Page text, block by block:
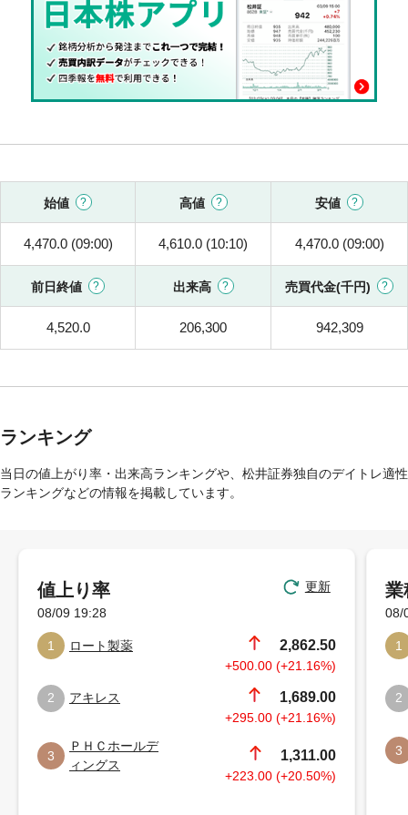
始値 高値 安値
4,470.0 (09:00) 4,610.0 (10:10) 4,470.0 (09:00)
前日終値 出来高 売買代金(千円)
4,520.0 206,300 942,309
ランキング
当日の値上がり率・出来高ランキングや、松井証券独自のデイトレ適性
ランキングなどの情報を掲載しています。